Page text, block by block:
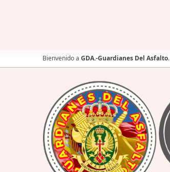
Bienvenido a GDA.-Guardianes Del Asfalto.